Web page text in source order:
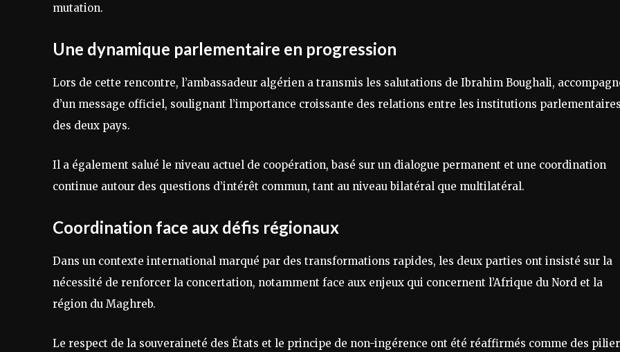
mutation.
Une dynamique parlementaire en progression
Lors de cette rencontre, l’ambassadeur algérien a transmis les salutations de Ibrahim Boughali,
d’un message officiel, soulignant l’importance croissante des relations entre les institutions
des deux pays.
Il a également salué le niveau actuel de coopération, basé sur un dialogue permanent et une coordination
continue autour des questions d’intérêt commun, tant au niveau bilatéral que multilatéral.
Coordination face aux défis régionaux
Dans un contexte international marqué par des transformations rapides, les deux parties ont insisté sur la
nécessité de renforcer la concertation, notamment face aux enjeux qui concernent l’Afrique du Nord et la
région du Maghreb.
Le respect de la souveraineté des États et le principe de non-ingérence ont été réaffirmés comme des